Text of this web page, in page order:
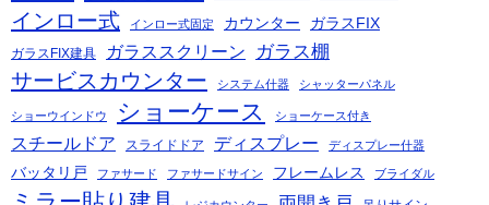
インロー式 インロー式固定 カウンター ガラスFIX
ガラスFIX建具 ガラススクリーン ガラス棚
サービスカウンター システム什器 シャッターパネル
ショーウインドウ ショーケース ショーケース付き
スチールドア スライドドア ディスプレー ディスプレー什器
バッタリ戸 ファサード ファサードサイン フレームレス ブライダル